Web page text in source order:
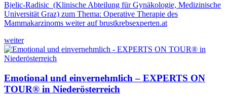
Bjelic-Radisic (Klinische Abteilung für Gynäkologie, Medizinische
Universität Graz) zum Thema: Operative Therapie des
Mammakarzinoms weiter auf brustkrebsexperten.at
weiter
Emotional und einvernehmlich – EXPERTS ON
TOUR® in Niederösterreich